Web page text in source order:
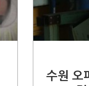
수원 오